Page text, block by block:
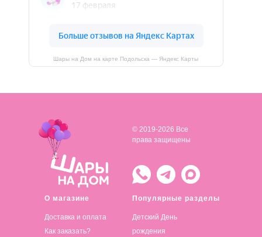
Шары на Дом на карте Подольска — Яндекс Карты
О магазине
Доставка и оплата
Популярные разделы
Детский День
рождения
© 2019-2026 Все
права защищены
Как заказать?